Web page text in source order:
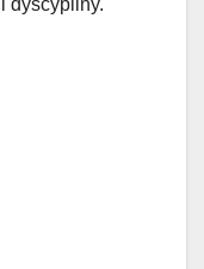
dyscypliny.